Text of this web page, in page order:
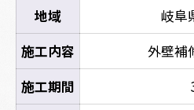
地域
岐阜
施工内容
外壁補
施工期間